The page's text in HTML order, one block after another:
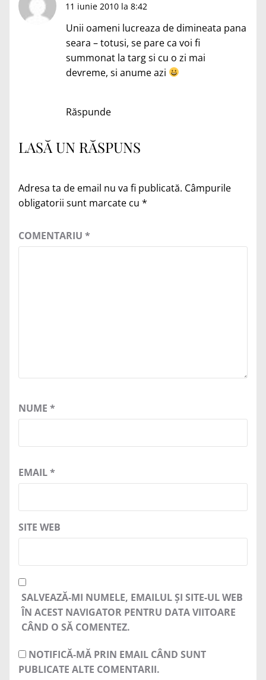
11 iunie 2010 la 8:42
Unii oameni lucreaza de dimineata pana
seara – totusi, se pare ca voi fi
summonat la targ si cu o zi mai
devreme, si anume azi
Răspunde
LASĂ UN RĂSPUNS
Adresa ta de email nu va fi publicată. Câmpurile
obligatorii sunt marcate cu *
COMENTARIU *
NUME *
EMAIL*
SITE WEB
SALVEAZĂ-MI NUMELE, EMAILUL ȘI SITE-UL WEB
ÎN ACEST NAVIGATOR PENTRU DATA VIITOARE
CÂND O SĂ COMENTEZ.
NOTIFICĂ-MĂ PRIN EMAIL CÂND SUNT
PUBLICATE ALTE COMENTARII.